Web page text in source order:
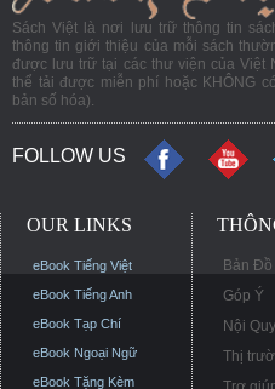
Sách Việt là nơi lưu trữ thông tin
thông tin giới thiệu của mỗi sách
được lưu trữ tại các thư viện của Việt
thể tải được miễn phí hoặc KHÔNG
bản số hóa).
FOLLOW US
OUR LINKS
eBook Tiếng Việt
eBook Tiếng Anh
eBook Tạp Chí
eBook Ngoại Ngữ
eBook Tặng Kèm
Bản Đồ
Góp Ý
Nội Quy
Thị